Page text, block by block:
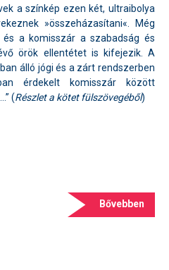
a színkép ezen két, ultraibolya
»összeházasítani«. Még
a komisszár a szabadság és
örök ellentétet is kifejezik. A
álló jógi és a zárt rendszerben
érdekelt komisszár között
(Részlet a kötet fülszövegéből)
Bővebben